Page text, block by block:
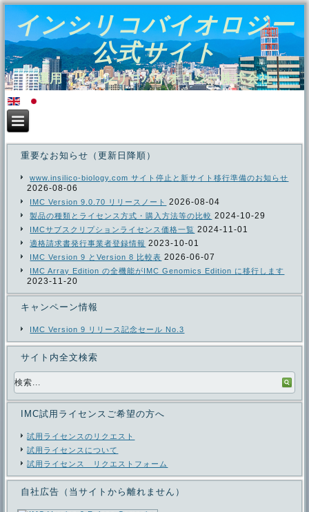
インシリコバイオロジー
公式サイト
運用：インシリコバイオロジー株式会社
重要なお知らせ（更新日降順）
www.insilico-biology.com サイト停止と新サイト移行準備のお知らせ
2026-08-06
IMC Version 9.0.70 リリースノート 2026-08-04
製品の種類とライセンス方式・購入方法等の比較 2024-10-29
IMCサブスクリプションライセンス価格一覧 2024-11-01
適格請求書発行事業者登録情報 2023-10-01
IMC Version 9 とVersion 8 比較表 2026-06-07
IMC Array Edition の全機能がIMC Genomics Edition に移行します
2023-11-20
キャンペーン情報
IMC Version 9 リリース記念セール No.3
サイト内全文検索
IMC試用ライセンスご希望の方へ
試用ライセンスのリクエスト
試用ライセンスについて
試用ライセンス リクエストフォーム
自社広告（当サイトから離れません）